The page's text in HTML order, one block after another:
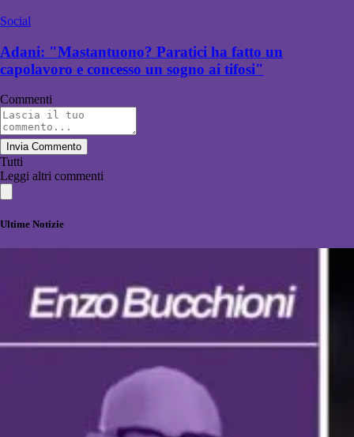
Social
Adani: "Mastantuono? Paratici ha fatto un
capolavoro e concesso un sogno ai tifosi"
Commenti
Invia Commento
Tutti
Leggi altri commenti
Ultime Notizie